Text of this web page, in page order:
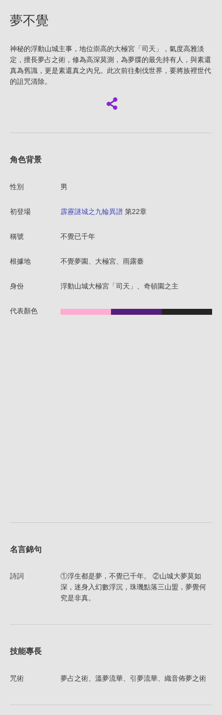
夢不覺
神秘的浮動山城主事，地位崇高的大極宮「司天」，氣度高雅淡
定，擅長夢占之術，修為高深莫測，為夢牒的最先持有人，與素還
真為舊識，更是素還真之內兄。此次前往刜伐世界，要將族裡世代
的詛咒清除。
角色背景
性別 男
初登場 霹靂謎城之九輪異譜 第22章
稱號 不覺已千年
根據地 不覺夢園、大極宮、雨露臺
身份 浮動山城大極宮「司天」、奇頓園之主
代表顏色
名言錦句
詩詞
①浮生都是夢，不覺已千年。 ②山城大夢莫如
深，迷身入幻數浮沉，珠璣點落三山盟，夢覺何
究是非真。
技能專長
咒術 夢占之術、溫夢流華、引夢流華、織音佈夢之術